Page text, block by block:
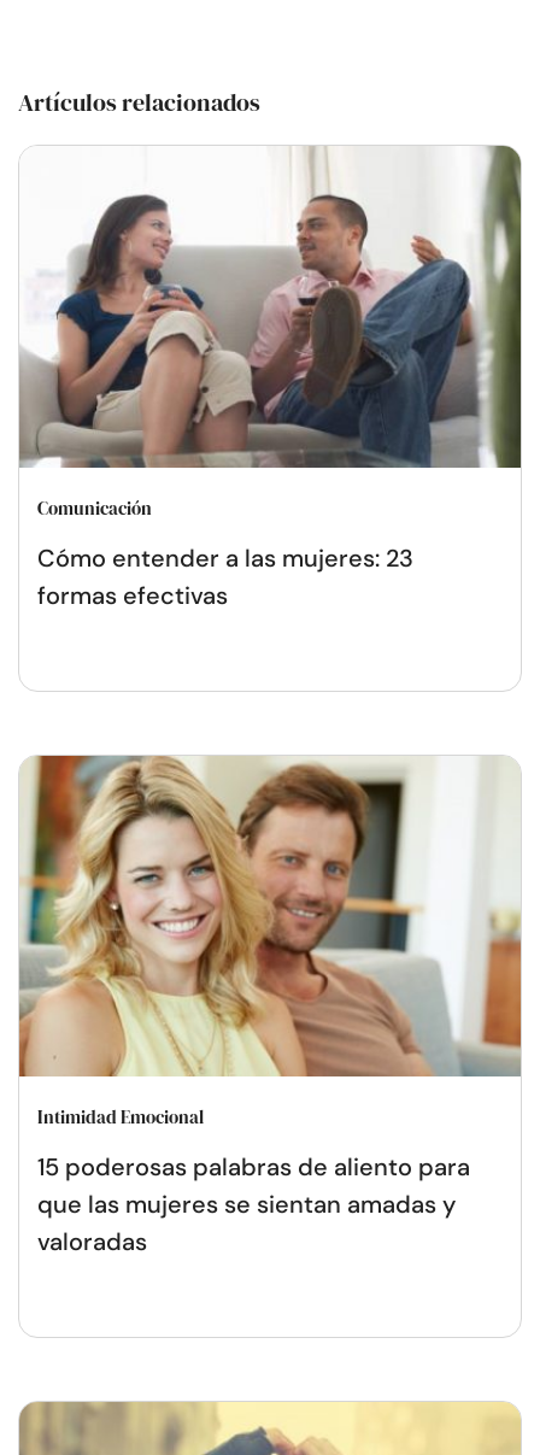
Artículos relacionados
Comunicación
Cómo entender a las mujeres: 23
formas efectivas
Intimidad Emocional
15 poderosas palabras de aliento para
que las mujeres se sientan amadas y
valoradas